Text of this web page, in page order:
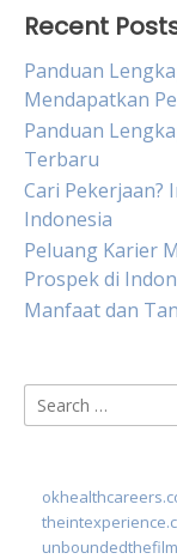
Recent
Panduan
Mendapatkan
Panduan
Terbaru
Cari
Indonesia
Peluang Karier
Prospek di
Manfaat dan
Search
for: